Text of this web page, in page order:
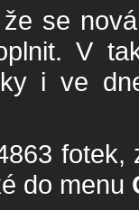
se
V
i ve
do menu